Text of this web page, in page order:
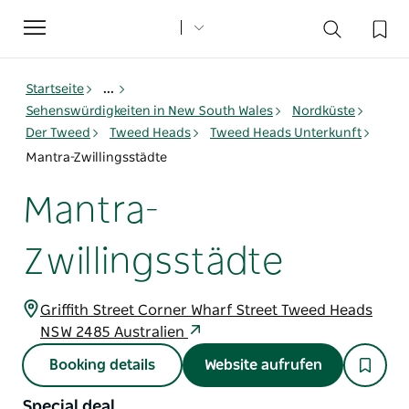
Toggle
navigation
Startseite
...
Sehenswürdigkeiten in New South Wales
Nordküste
Der Tweed
Tweed Heads
Tweed Heads Unterkunft
Mantra-Zwillingsstädte
Mantra-
Zwillingsstädte
Griffith Street Corner Wharf Street Tweed Heads
NSW 2485 Australien
Booking details Website aufrufen